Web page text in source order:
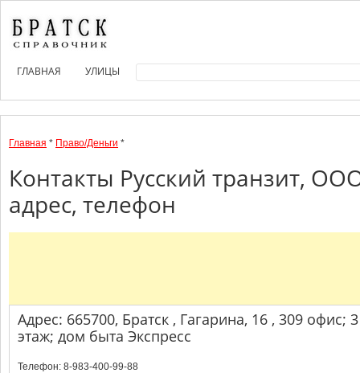
ГЛАВНАЯ УЛИЦЫ
Главная * Право/Деньги *
Контакты Русский транзит,
адрес, телефон
Адрес: 665700, Братск , Гагарина, 16 , 309 офис; 3
этаж; дом быта Экспресс
Телефон: 8-983-400-99-88